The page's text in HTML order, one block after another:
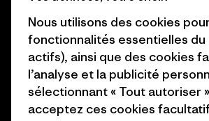
Business Unusual
Objectifs climatiques
1% For The Planet
Comment nous finançons
Cartes cadeaux
Carrières
Presse et
Industry
Programme
Nous utilisons des cookies
fonctionnalités essentielles
actifs), ainsi que des cookies
l’analyse et la publicité
sélectionnant « Tout autoriser
acceptez ces cookies